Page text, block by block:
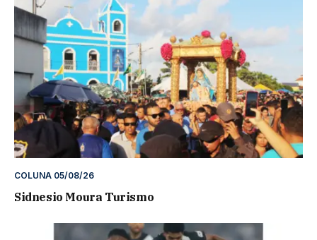
COLUNA 05/08/26
Sidnesio Moura Turismo